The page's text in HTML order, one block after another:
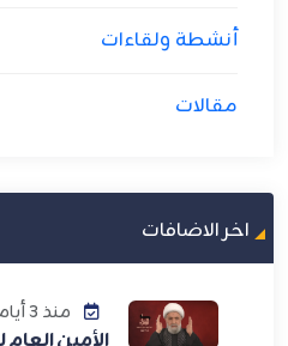
أنشطة ولقاءات
مقالات
اخر الاضافات
منذ 3 أيام